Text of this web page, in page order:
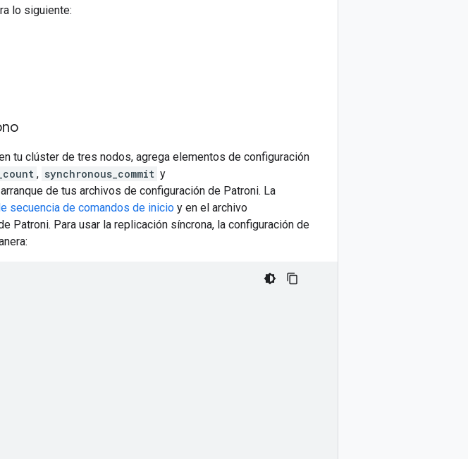
lo siguiente:
tu clúster de tres nodos, agrega elementos de configuración
, synchronous_commit y
de tus archivos de configuración de Patroni. La
secuencia de comandos de inicio y en el archivo
Patroni. Para usar la replicación síncrona, la configuración de